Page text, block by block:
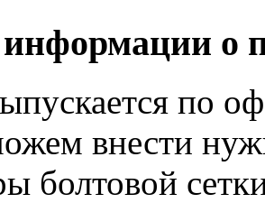
о
по
внести
болтовой